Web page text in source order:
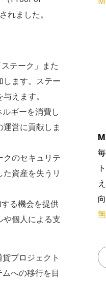
れました。
テーク」また
します。ステー
えます。
ギーを消費し
営に貢献しま
クのセキュリテ
資産を失うリ
る機会を提供
や個人による支
プロジェクト
への移行を目